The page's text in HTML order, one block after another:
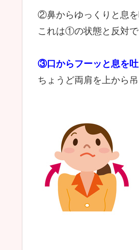
②鼻からゆっくりと息を
これは①の状態と反対で
③口からフーッと息を吐
ちょうど両肩を上から